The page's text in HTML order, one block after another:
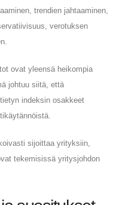
trendien jahtaaminen,
verotuksen
ovat yleensä heikompia
johtuu siitä, että
indeksin osakkeet
sijoittaa yrityksiin,
tekemisissä yritysjohdon